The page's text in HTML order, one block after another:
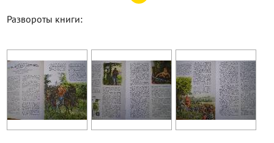
Развороты книги: